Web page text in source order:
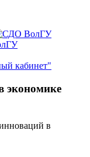
кабинет"
экономике
в